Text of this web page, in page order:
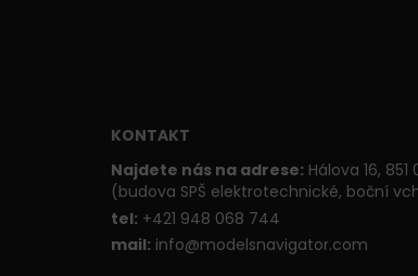
KONTAKT
Najdete nás na adrese: Hálova 16, 851
(budova SPŠ elektrotechnické, boční
tel: +421 948 068 744
mail: info@modelsnavigator.com